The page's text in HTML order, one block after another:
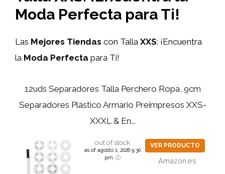
Moda Perfecta para Ti!
Las Mejores Tiendas con Talla XXS: ¡Encuentra
la Moda Perfecta para Ti!
12uds Separadores Talla Perchero Ropa, 9cm
Separadores Plástico Armario Preimpresos XXS-
XXXL & En...
out of stock
as of agosto 1, 2026 9:30
pm
VER PRODUCTO
Amazon.es